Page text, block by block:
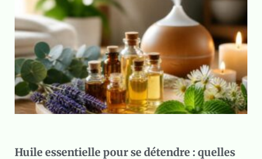
Huile essentielle pour se détendre : quelles